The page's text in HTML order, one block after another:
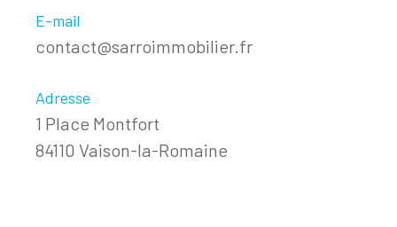
E-mail
contact@sarroimmobilier.fr
Adresse
1 Place Montfort
84110 Vaison-la-Romaine